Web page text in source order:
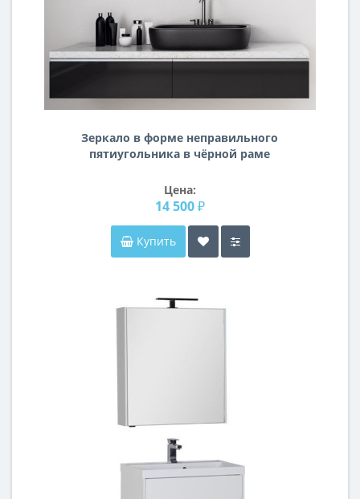
Зеркало в форме неправильного
пятиугольника в чёрной раме
Цена:
14 500 ₽
Купить